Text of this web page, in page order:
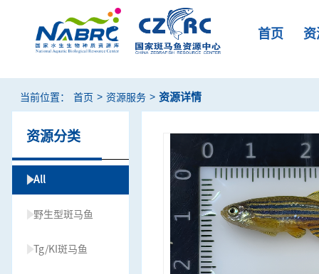
首页
当前位置： 首页 > 资源服务 > 资源详情
资源分类
All
野生型斑马鱼
Tg/KI斑马鱼